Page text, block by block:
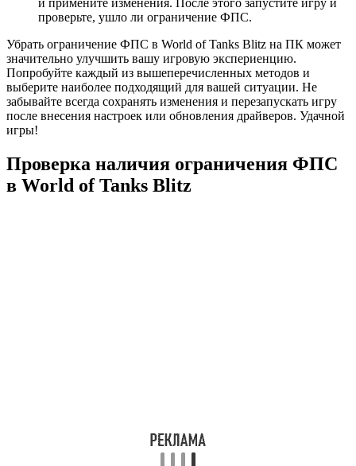
и примените изменения. После этого запустите игру и
проверьте, ушло ли ограничение ФПС.
Убрать ограничение ФПС в World of Tanks Blitz на ПК может
значительно улучшить вашу игровую экспериенцию.
Попробуйте каждый из вышеперечисленных методов и
выберите наиболее подходящий для вашей ситуации. Не
забывайте всегда сохранять изменения и перезапускать игру
после внесения настроек или обновления драйверов. Удачной
игры!
Проверка наличия ограничения ФПС
в World of Tanks Blitz